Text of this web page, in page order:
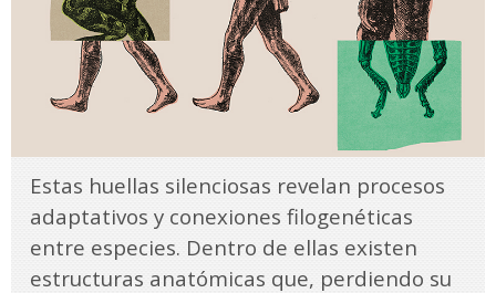
Estas huellas silenciosas revelan procesos
adaptativos y conexiones filogenéticas
entre especies. Dentro de ellas existen
estructuras anatómicas que, perdiendo su